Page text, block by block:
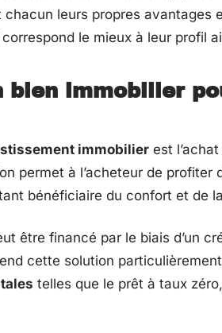
leurs propres avantages
le mieux à leur profil
bien immobilier
immobilier est
permet à l’acheteur de profiter
bénéficiaire du confort et de
être financé par le biais d’un
cette solution
telles que le prêt à taux